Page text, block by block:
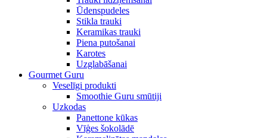
Ūdenspudeles
Stikla trauki
Keramikas trauki
Piena putošanai
Karotes
Uzglabāšanai
Gourmet Guru
Veselīgi produkti
Smoothie Guru smūtiji
Uzkodas
Panettone kūkas
Vīģes šokolādē